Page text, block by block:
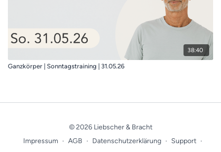
38:40
Ganzkörper | Sonntagstraining | 31.05.26
© 2026 Liebscher & Bracht
Impressum ∙ AGB ∙ Datenschutzerklärung ∙ Support ∙